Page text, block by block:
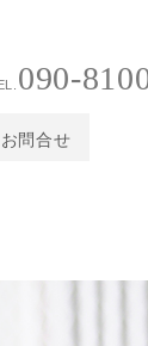
090-
問合せ